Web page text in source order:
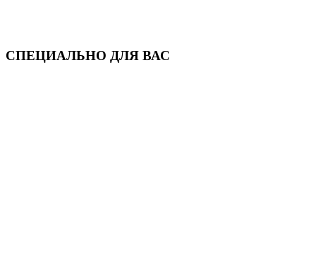
СПЕЦИАЛЬНО ДЛЯ ВАС